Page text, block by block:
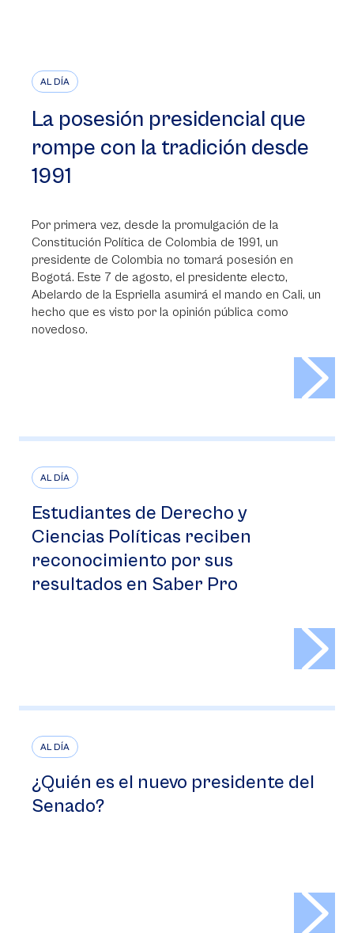
AL DÍA
La posesión presidencial que
rompe con la tradición desde
1991
Por primera vez, desde la promulgación de la
Constitución Política de Colombia de 1991, un
presidente de Colombia no tomará posesión en
Bogotá. Este 7 de agosto, el presidente electo,
Abelardo de la Espriella asumirá el mando en Cali, un
hecho que es visto por la opinión pública como
novedoso.
AL DÍA
Estudiantes de Derecho y
Ciencias Políticas reciben
reconocimiento por sus
resultados en Saber Pro
AL DÍA
¿Quién es el nuevo presidente del
Senado?